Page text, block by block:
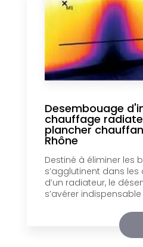
Desembouage
chauffage
plancher
Rhône
Destiné à éliminer les
s’agglutinent dans
d’un radiateur, le
s’avérer